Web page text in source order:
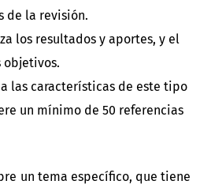
de la revisión.
los resultados y aportes, y el
las características de este tipo
un mínimo de 50 referencias
un tema específico, que tiene